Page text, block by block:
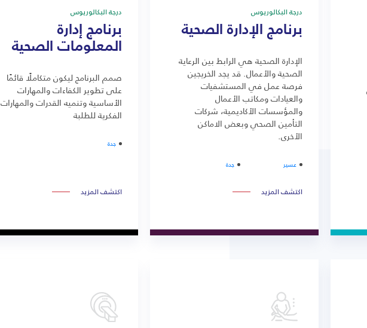
درجة البكالوريوس
برنامج الإدارة الصحية
الإدارة الصحية هي الرابط بين الرعاية
الصحية والأعمال. قد يجد الخريجين
فرصة عمل في المستشفيات
والعيادات ومكاتب الأعمال
والمؤسسات الأكاديمية، شركات
التأمين الصحي وبعض الاماكن
الأخرى.
عسير جدة
اكتشف المزيد
درجة البكالوريوس
برنامج إدارة
المعلومات الصحية
صمم البرنامج ليكون متكاملًا قائمًا
على تطوير الكفاءات والمهارات
الأساسية وتنميه القدرات والمهارات
الفكرية للطلبة
جدة
اكتشف المزيد